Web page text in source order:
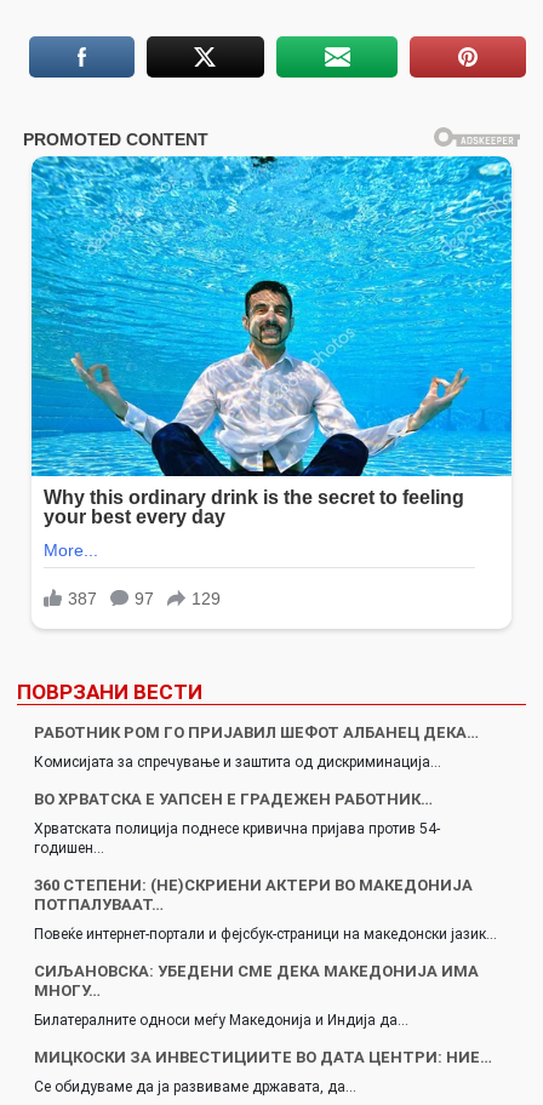
ПОВРЗАНИ ВЕСТИ
РАБОТНИК РОМ ГО ПРИЈАВИЛ ШЕФОТ АЛБАНЕЦ ДЕКА…
Комисијата за спречување и заштита од дискриминација…
ВО ХРВАТСКА Е УАПСЕН Е ГРАДЕЖЕН РАБОТНИК…
Хрватската полиција поднесе кривична пријава против 54-
годишен…
360 СТЕПЕНИ: (НЕ)СКРИЕНИ АКТЕРИ ВО МАКЕДОНИЈА
ПОТПАЛУВААТ…
Повеќе интернет-портали и фејсбук-страници на македонски јазик…
СИЉАНОВСКА: УБЕДЕНИ СМЕ ДЕКА МАКЕДОНИЈА ИМА
МНОГУ…
Билатералните односи меѓу Македонија и Индија да…
МИЦКОСКИ ЗА ИНВЕСТИЦИИТЕ ВО ДАТА ЦЕНТРИ: НИЕ…
Се обидуваме да ја развиваме државата, да…